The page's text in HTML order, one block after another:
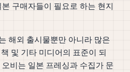
구매자들이 필요로 하는 현지
해외 출시물뿐만 아니라 많은
및 기타 미디어의 표준이 되
비는 일본 프레싱과 수집가 문